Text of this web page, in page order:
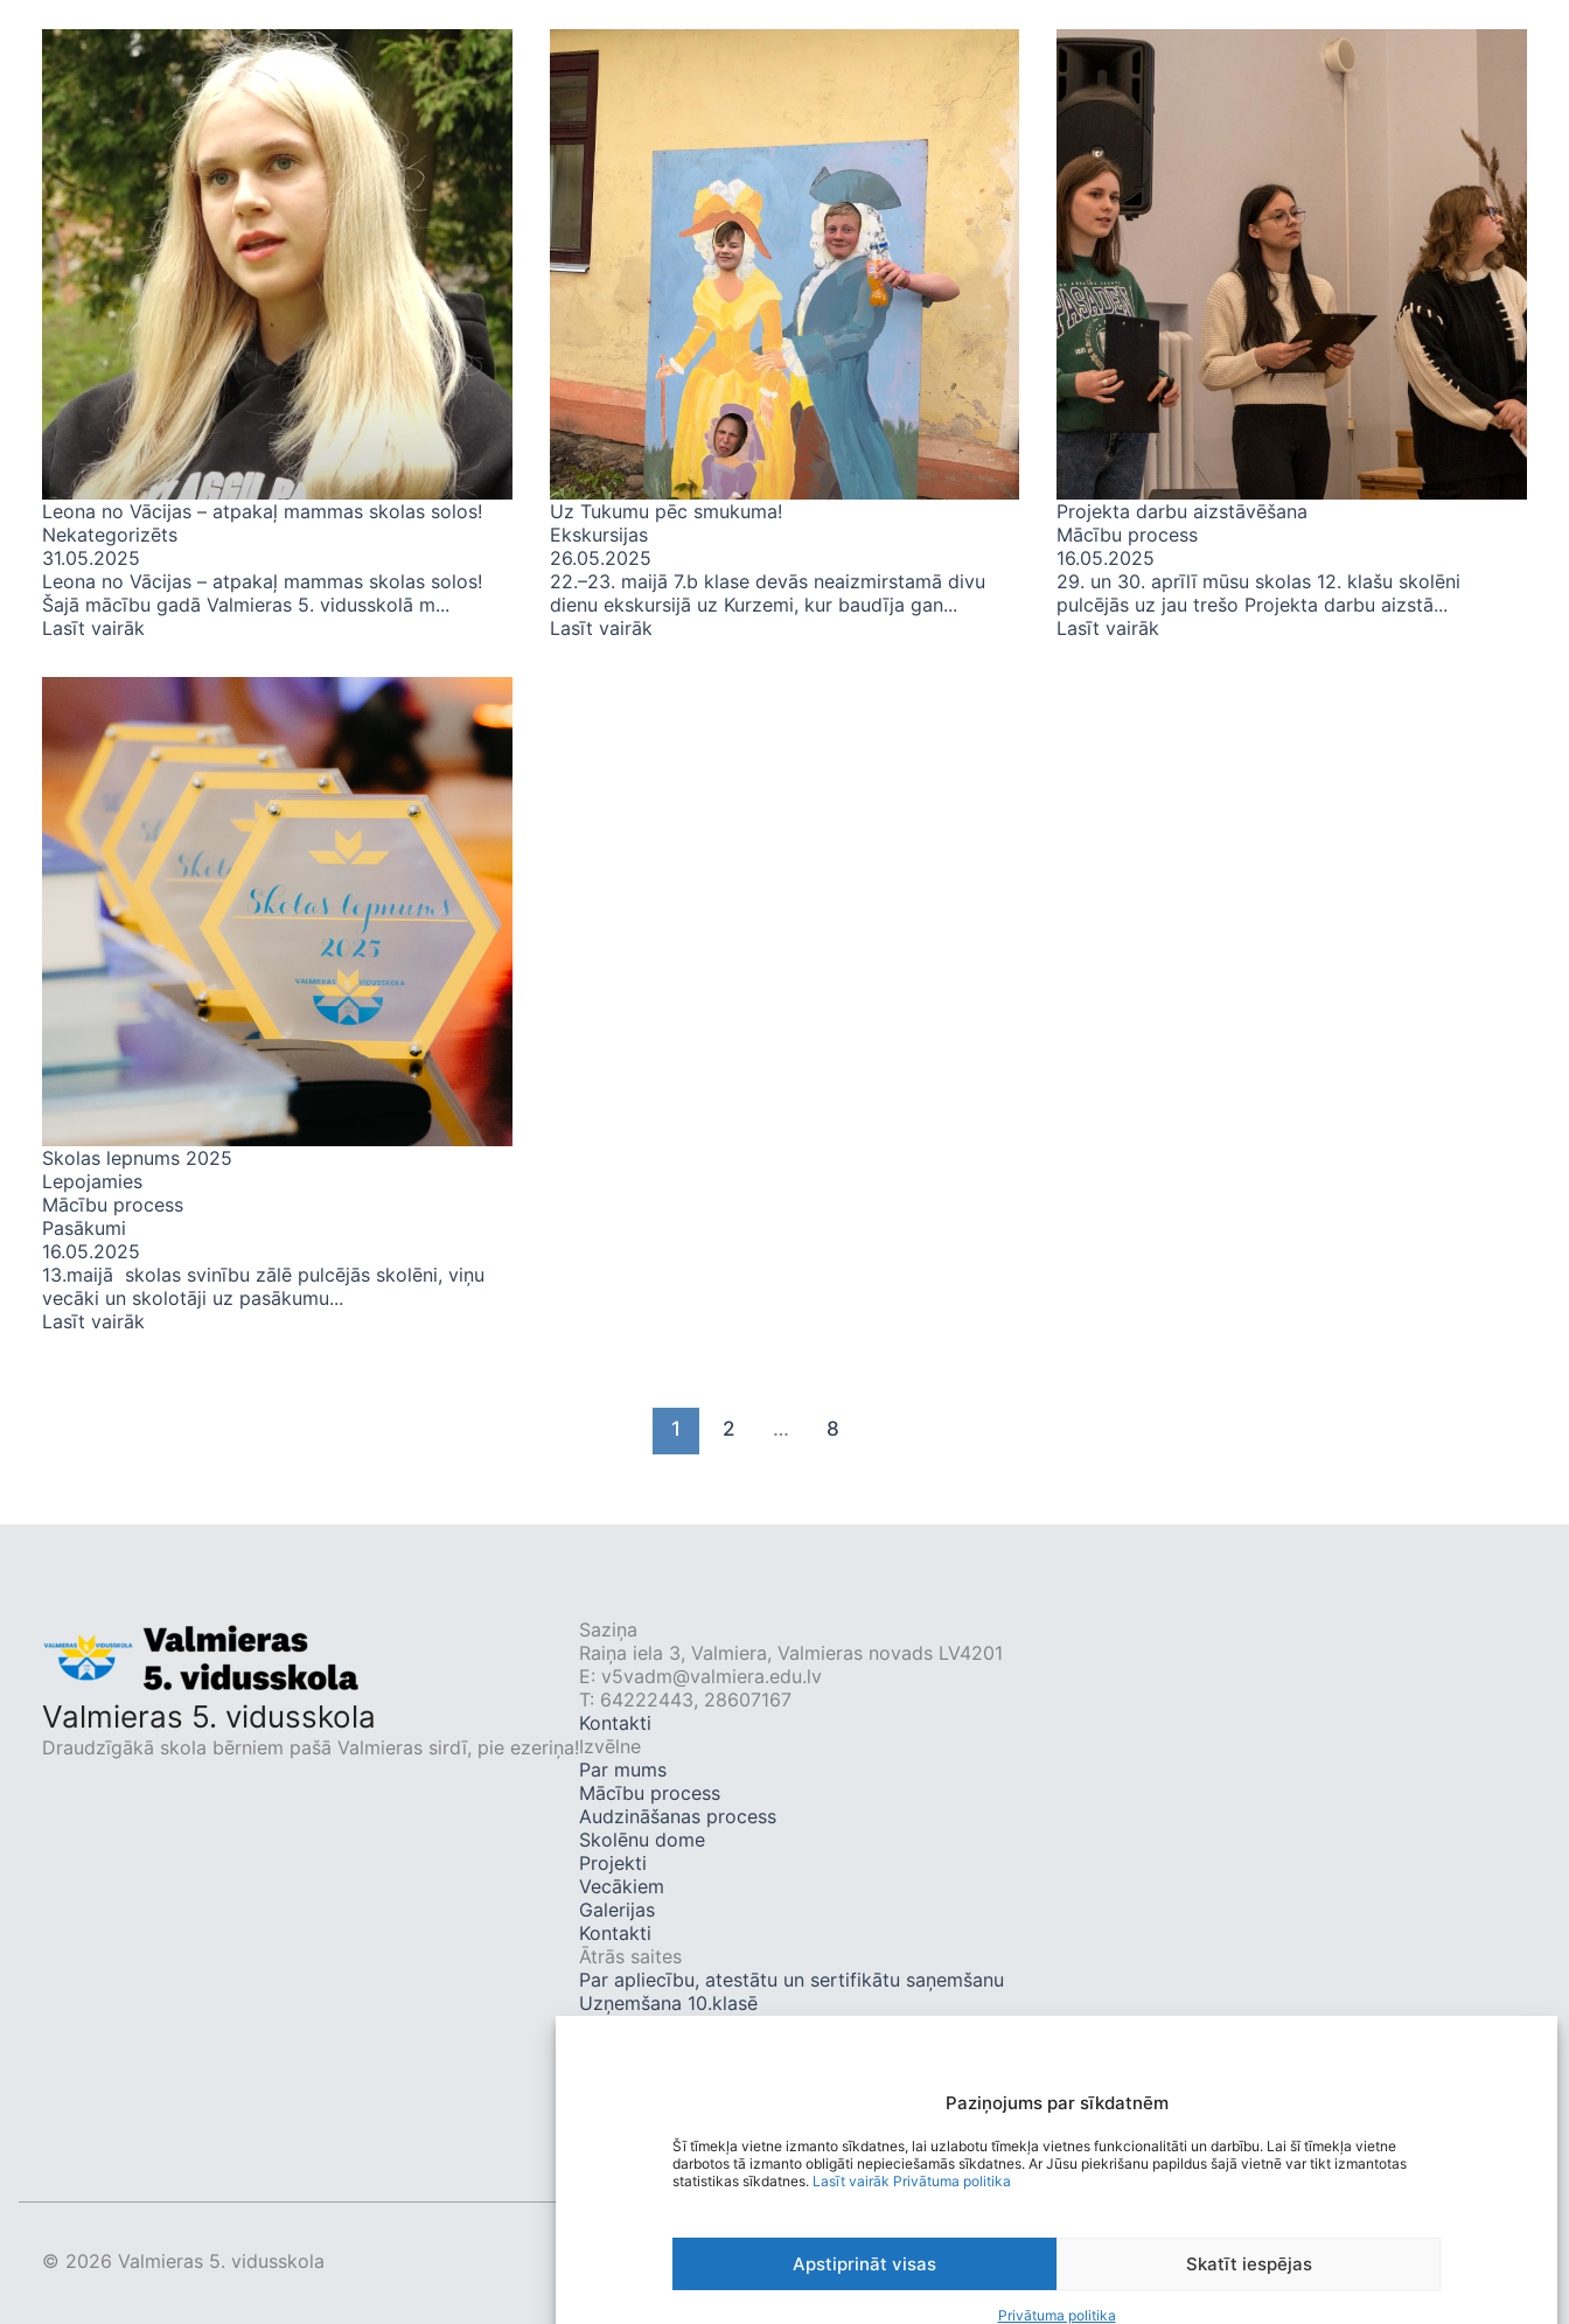
Paziņojums par sīkdatnēm
Šī tīmekļa vietne izmanto sīkdatnes, lai uzlabotu tīmekļa vietnes funkcionalitāti un darbību. Lai šī tīmekļa vietne
darbotos tā izmanto obligāti nepieciešamās sīkdatnes. Ar Jūsu piekrišanu papildus šajā vietnē var tikt izmantotas
statistikas sīkdatnes. Lasīt vairāk Privātuma politika
Apstiprināt visas Skatīt iespējas
Privātuma politika
Leona no Vācijas – atpakaļ mammas skolas solos!
Nekategorizēts
31.05.2025
Leona no Vācijas – atpakaļ mammas skolas solos!
Šajā mācību gadā Valmieras 5. vidusskolā m...
Lasīt vairāk
Uz Tukumu pēc smukuma!
Ekskursijas
26.05.2025
22.–23. maijā 7.b klase devās neaizmirstamā divu
dienu ekskursijā uz Kurzemi, kur baudīja gan...
Lasīt vairāk
Projekta darbu aizstāvēšana
Mācību process
16.05.2025
29. un 30. aprīlī mūsu skolas 12. klašu skolēni
pulcējās uz jau trešo Projekta darbu aizstā...
Lasīt vairāk
Skolas lepnums 2025
Lepojamies
Mācību process
Pasākumi
16.05.2025
13.maijā skolas svinību zālē pulcējās skolēni, viņu
vecāki un skolotāji uz pasākumu...
Lasīt vairāk
1 2 … 8
Valmieras 5. vidusskola
Draudzīgākā skola bērniem pašā Valmieras sirdī, pie ezeriņa!
Saziņa
Raiņa iela 3, Valmiera, Valmieras novads LV4201
E: v5vadm@valmiera.edu.lv
T: 64222443, 28607167
Kontakti
Izvēlne
Par mums
Mācību process
Audzināšanas process
Skolēnu dome
Projekti
Vecākiem
Galerijas
Kontakti
Ātrās saites
Par apliecību, atestātu un sertifikātu saņemšanu
Uzņemšana 10.klasē
© 2026 Valmieras 5. vidusskola
Viegli lasīt